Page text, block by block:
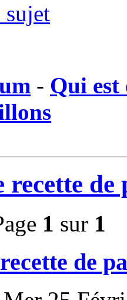
- Qui est
recette
1 sur 1
de